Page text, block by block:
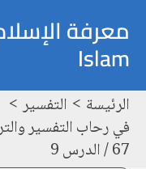
إلى
المحتوى
Islam
الرئيسة
التفسير
في رحاب التفسير
67 / الدرس 9
navigation